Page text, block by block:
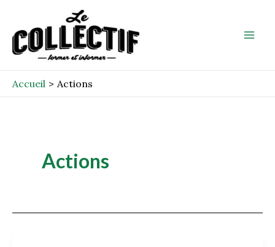
contenu
Accueil Actions
Actions